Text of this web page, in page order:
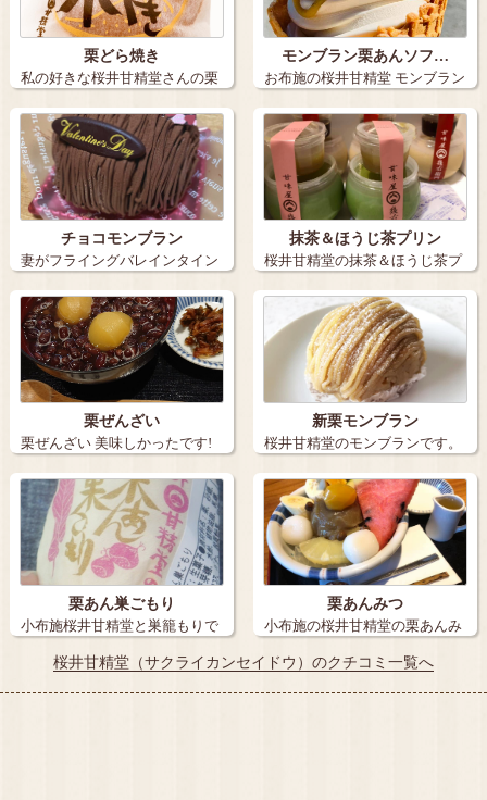
栗どら焼き
私の好きな桜井甘精堂さんの栗
どら焼き〜(…
モンブラン栗あんソフ…
お布施の桜井甘精堂 モンブラン
栗あんソ…
チョコモンブラン
妻がフライングバレインタイン
でプレゼント…
抹茶＆ほうじ茶プリン
桜井甘精堂の抹茶＆ほうじ茶プ
リン 蜜を…
栗ぜんざい
栗ぜんざい 美味しかったです!
小布…
新栗モンブラン
桜井甘精堂のモンブランです。
これはながの…
栗あん巣ごもり
小布施桜井甘精堂と巣籠もりで
有名な○○さ…
栗あんみつ
小布施の桜井甘精堂の栗あんみ
つ 甘味だ…
桜井甘精堂（サクライカンセイドウ）のクチコミ一覧へ